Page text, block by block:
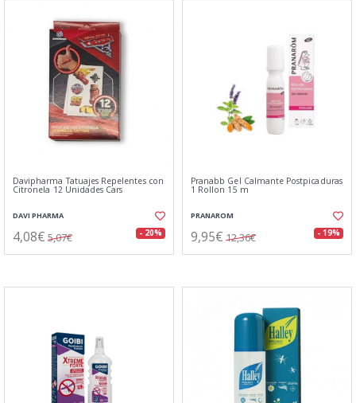
Davipharma Tatuajes Repelentes con
Citronela 12 Unidades Cars
DAVI PHARMA
4,08€ 5,07€ - 20%
Pranabb Gel Calmante Postpicaduras
1 Rollon 15 m
PRANAROM
9,95€ 12,36€ - 19%